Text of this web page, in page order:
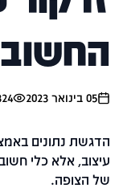
החשוב
05 בינואר 2023
הדגשת נתונים
עיצוב, אלא כלי
של הצופה.